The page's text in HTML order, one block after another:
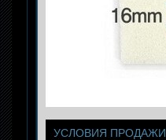
УСЛОВИЯ ПРОДАЖИ